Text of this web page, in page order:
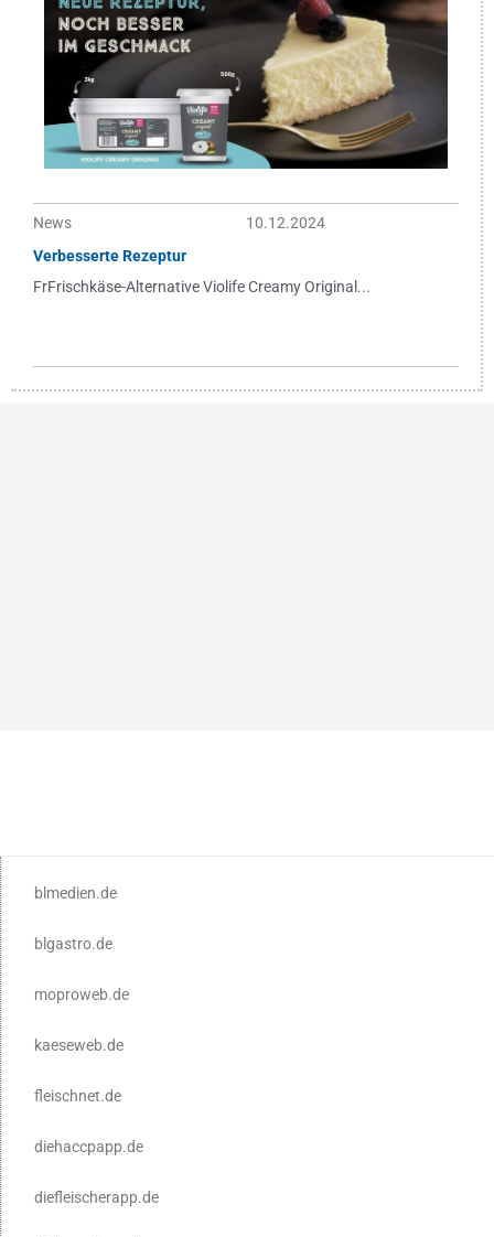
News
10.12.2024
Verbesserte Rezeptur
FrFrischkäse-Alternative Violife Creamy Original...
blmedien.de
blgastro.de
moproweb.de
kaeseweb.de
fleischnet.de
diehaccpapp.de
diefleischerapp.de